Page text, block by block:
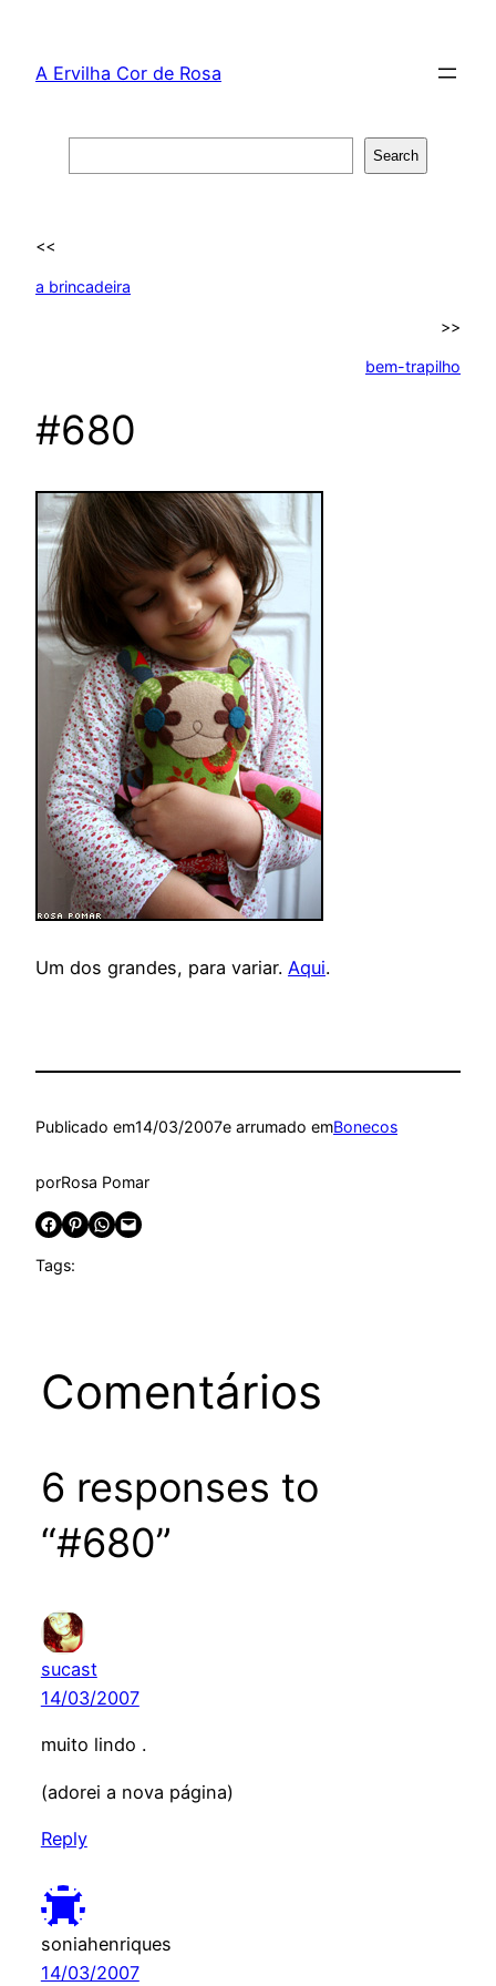
content
A Ervilha Cor de Rosa
Search
<<
a brincadeira
>>
bem-trapilho
#680
Um dos grandes, para variar. Aqui.
Publicado em14/03/2007e arrumado emBonecos
porRosa Pomar
Share on Facebook Share on Pinterest Share on WhatsApp Email this Page
Tags:
Comentários
6 responses to
“#680”
sucast
14/03/2007
muito lindo .
(adorei a nova página)
Reply
soniahenriques
14/03/2007